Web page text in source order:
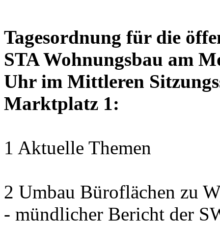
Tagesordnung für die
STA Wohnungsbau am
Uhr im Mittleren
Marktplatz 1:
1 Aktuelle Themen
2 Umbau Büroflächen zu
- mündlicher Bericht der